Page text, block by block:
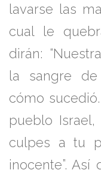
lavarse las
cual le
dirán:
la sangre
cómo sucedió.
pueblo
culpes a tu
inocente”.